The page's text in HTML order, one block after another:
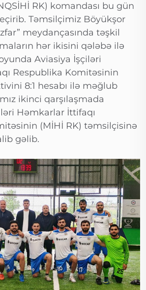
RK) komandası bu gün
Təmsilçimiz Böyükşor
meydançasında təşkil
hər ikisini qələbə ilə
Aviasiya İşçiləri
Respublika Komitəsinin
8:1 hesabı ilə məğlub
ikinci qarşılaşmada
Həmkarlar İttifaqı
(MİHİ RK) təmsilçisinə
gəlib.